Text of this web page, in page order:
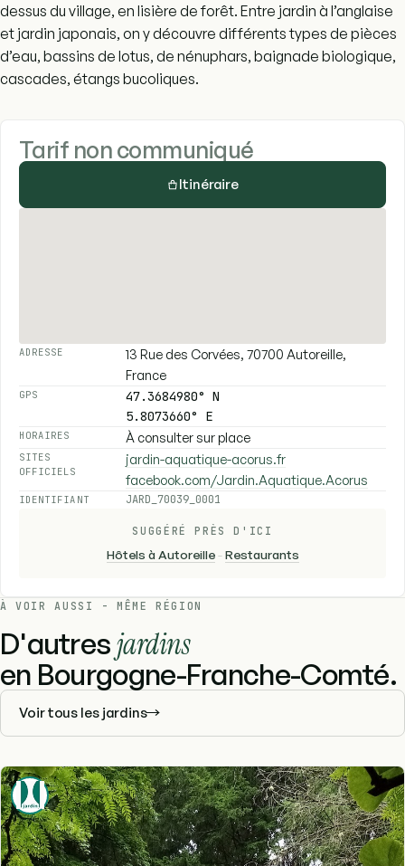
dessus du village, en lisière de forêt. Entre jardin à l’anglaise
et jardin japonais, on y découvre différents types de pièces
d’eau, bassins de lotus, de nénuphars, baignade biologique,
cascades, étangs bucoliques.
Tarif non communiqué
Itinéraire
ADRESSE
13 Rue des Corvées, 70700 Autoreille,
France
GPS
47.3684980° N
5.8073660° E
HORAIRES À consulter sur place
SITES
OFFICIELS
jardin-aquatique-acorus.fr
facebook.com/Jardin.Aquatique.Acorus
IDENTIFIANT JARD_70039_0001
SUGGÉRÉ PRÈS D'ICI
Hôtels à Autoreille -Restaurants
À VOIR AUSSI - MÊME RÉGION
D'autresjardins
en Bourgogne-Franche-Comté.
Voir tous les jardins